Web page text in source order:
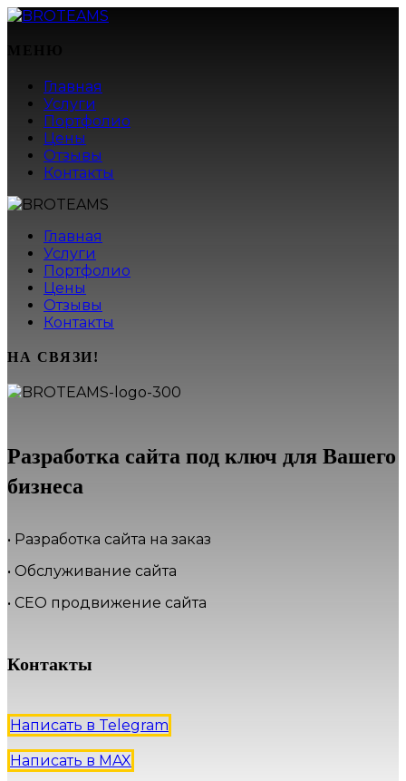
Главная
Услуги
Портфолио
Цены
Отзывы
Контакты
Главная
Услуги
Портфолио
Цены
Отзывы
Контакты
НА СВЯЗИ!
Разработка сайта под ключ для Вашего
бизнеса
• Разработка сайта на заказ
• Обслуживание сайта
• СЕО продвижение сайта
Контакты
Написать в Telegram
Написать в MAX